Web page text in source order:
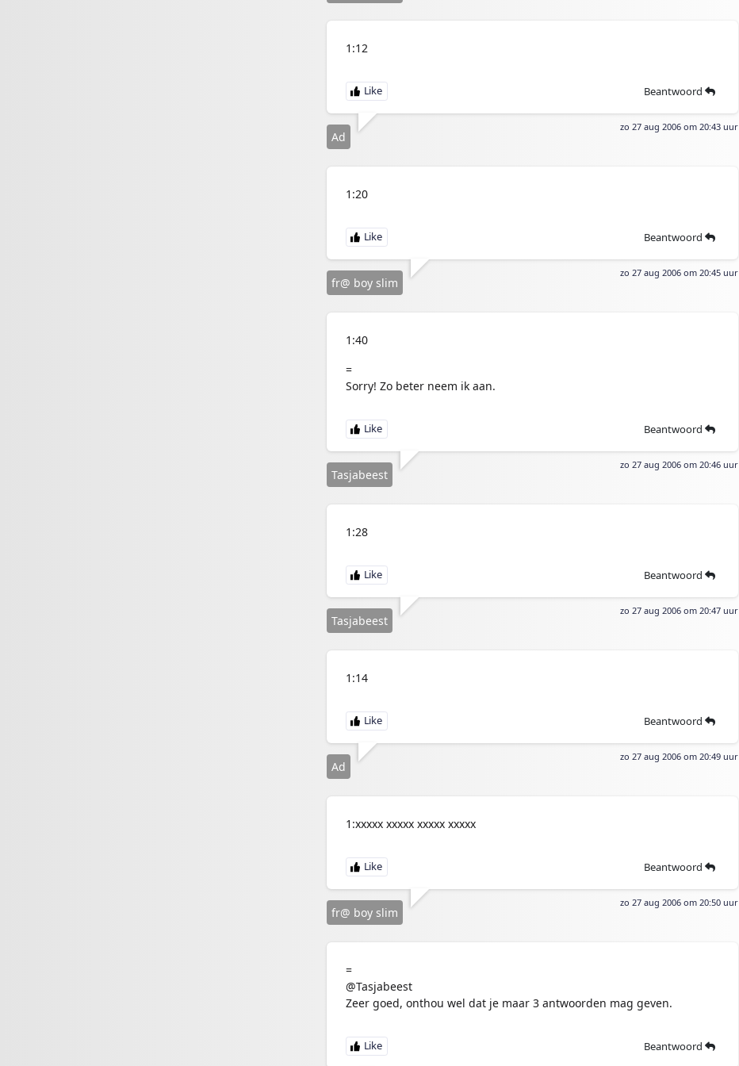
1:12
Beantwoord
zo 27 aug 2006 om 20:43 uur
Ad
1:20
Beantwoord
zo 27 aug 2006 om 20:45 uur
fr@ boy slim
1:40
=
Sorry! Zo beter neem ik aan.
Beantwoord
zo 27 aug 2006 om 20:46 uur
Tasjabeest
1:28
Beantwoord
zo 27 aug 2006 om 20:47 uur
Tasjabeest
1:14
Beantwoord
zo 27 aug 2006 om 20:49 uur
Ad
1:xxxxx xxxxx xxxxx xxxxx
Beantwoord
zo 27 aug 2006 om 20:50 uur
fr@ boy slim
=
@Tasjabeest
Zeer goed, onthou wel dat je maar 3 antwoorden mag geven.
Beantwoord